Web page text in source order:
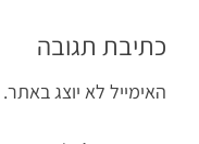
כתיבת תגובה
האימייל לא יוצג באתר.